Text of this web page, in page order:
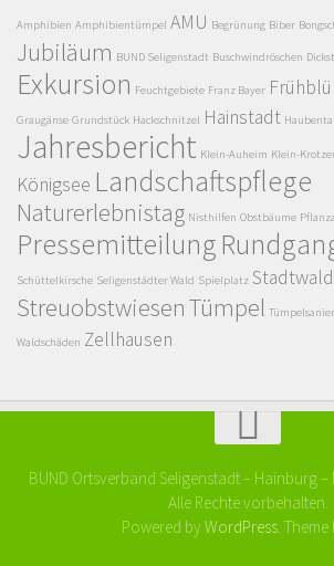
Amphibien Amphibientümpel AMU Begrünung Biber
Jubiläum BUND Seligenstadt Buschwindröschen
Exkursion Feuchtgebiete Franz Bayer
Graugänse Grundstück Hackschnitzel Hainstadt
Jahresbericht Klein-Auheim Klein-
Königsee Landschaftspflege
Naturerlebnistag Nisthilfen Obstbäume
Pressemitteilung
Schüttelkirsche Seligenstädter Wald Spielplatz Stadtwald
StreuobstwiesenTümpel
Waldschäden Zellhausen
BUND Ortsverband Seligenstadt – Hainburg
Alle Rechte vorbehalten.
Powered byWordPress. Theme